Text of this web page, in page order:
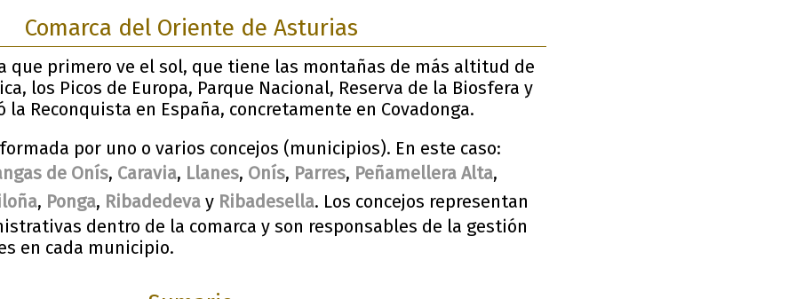
Comarca del Oriente de Asturias
que primero ve el sol, que tiene las montañas de más altitud de
los Picos de Europa, Parque Nacional, Reserva de la Biosfera y
Reconquista en España, concretamente en Covadonga.
por uno o varios concejos (municipios). En este caso:
de Onís, Caravia, Llanes, Onís, Parres, Peñamellera Alta,
, Ponga, Ribadedeva y Ribadesella. Los concejos representan
dentro de la comarca y son responsables de la gestión
en cada municipio.